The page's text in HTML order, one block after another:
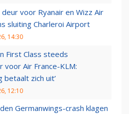
deur voor Ryanair en Wizz Air
sluiting Charleroi Airport
14:30
First Class steeds
voor Air France-KLM:
betaalt zich uit’
12:10
Germanwings-crash klagen